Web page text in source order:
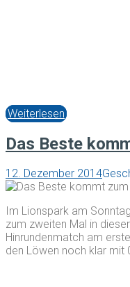
Weiterlesen
Das Beste
12. Dezember 2014
Im Lionspark am
zum zweiten Mal in
Hinrundenmatch am
den Löwen noch klar mit